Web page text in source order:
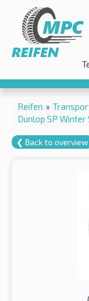
Reifen »
Dunlop SP Winter
❮ Back to overview